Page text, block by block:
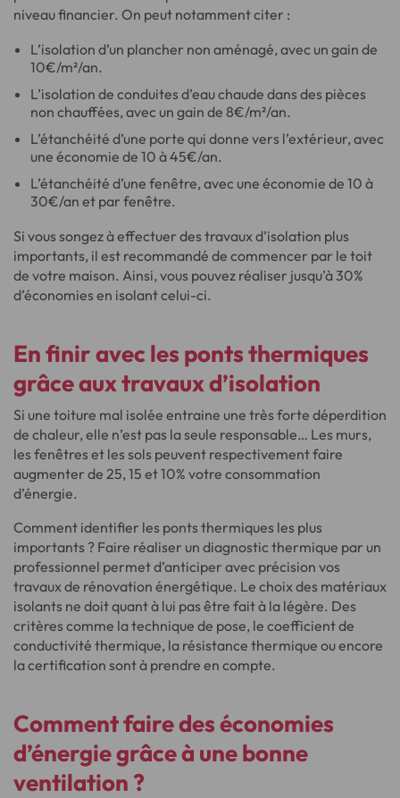
niveau financier. On peut notamment citer :
L’isolation d’un plancher non aménagé, avec un gain de
10€/m²/an.
L’isolation de conduites d’eau chaude dans des pièces
non chauffées, avec un gain de 8€/m²/an.
L’étanchéité d’une porte qui donne vers l’extérieur, avec
une économie de 10 à 45€/an.
L’étanchéité d’une fenêtre, avec une économie de 10 à
30€/an et par fenêtre.
Si vous songez à effectuer des travaux d’isolation plus
importants, il est recommandé de commencer par le toit
de votre maison. Ainsi, vous pouvez réaliser jusqu’à 30%
d’économies en isolant celui-ci.
En finir avec les ponts thermiques
grâce auxtravaux d’isolation
Si une toiture mal isolée entraine une très forte déperdition
de chaleur, elle n’est pas la seule responsable… Les murs,
les fenêtres et les sols peuvent respectivement faire
augmenter de 25, 15 et 10% votre consommation
d’énergie.
Comment identifier les ponts thermiques les plus
importants ? Faire réaliser un diagnostic thermique par un
professionnel permet d’anticiper avec précision vos
travaux de rénovation énergétique. Le choix des matériaux
isolants ne doit quant à lui pas être fait à la légère. Des
critères comme la technique de pose, le coefficient de
conductivité thermique, la résistance thermique ou encore
la certification sont à prendre en compte.
Comment faire deséconomies
d’énergiegrâce à une bonne
ventilation ?